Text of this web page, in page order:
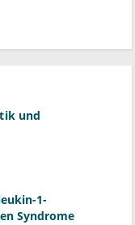
und
1-
Syndrome